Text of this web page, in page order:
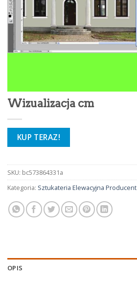
Wizualizacja cm
KUP TERAZ!
SKU: bc573864331a
Kategoria: Sztukateria Elewacyjna Producent
OPIS